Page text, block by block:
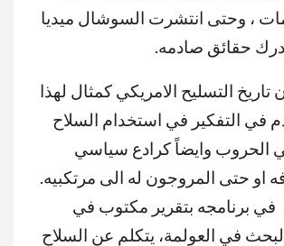
، وحتى انتشرت السوشال ميديا
حقائق صادمه.
تاريخ التسليح الامريكي كمثال لهذا
في التفكير في استخدام السلاح
الحروب وايضاً كرادع سياسي
او حتى المروجون له الى مرتكبيه.
برنامجه بتقرير مكتوب في
في العولمة، يتكلم عن السلاح